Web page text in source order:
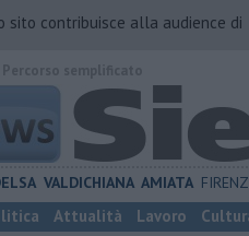
sito contribuisce alla audience di
VALDICHIANA AMIATA
Attualità Lavoro